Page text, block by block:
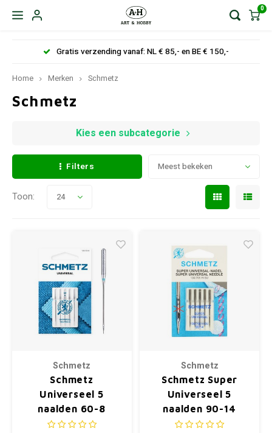
0
Gratis verzending vanaf: NL € 85,- en BE € 150,-
Home Merken Schmetz
Schmetz
Kies een subcategorie
Filters Meest bekeken
Toon: 24
Schmetz
Schmetz
Universeel 5
naalden 60-8
Schmetz
Schmetz Super
Universeel 5
naalden 90-14